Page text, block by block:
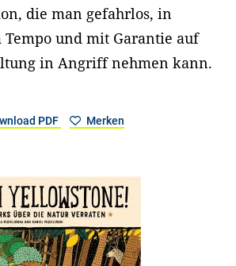
die man gefahrlos, in
und mit Garantie auf
in Angriff nehmen kann.
PDF Merken